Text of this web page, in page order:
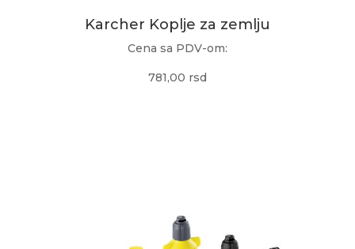
Karcher Koplje za zemlju
Cena sa PDV-om:
781,00 rsd